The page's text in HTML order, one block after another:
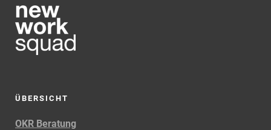
ÜBERSICHT
OKR Beratung